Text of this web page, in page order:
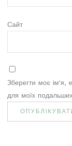
Сайт
Зберегти моє ім'я,
для моїх